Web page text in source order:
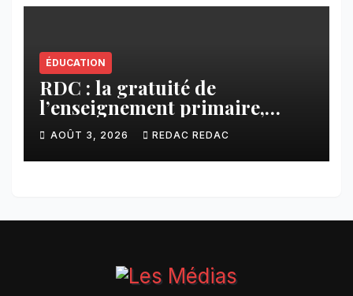
ÉDUCATION
RDC : la gratuité de
l’enseignement primaire,
vision phare du Président
Félix Tshisekedi réaffirmée
par une circulaire du
AOÛT 3, 2026 REDAC REDAC